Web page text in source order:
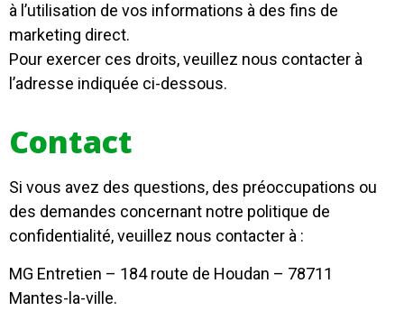
à l’utilisation de vos informations à des fins de
marketing direct.
Pour exercer ces droits, veuillez nous contacter à
l’adresse indiquée ci-dessous.
Contact
Si vous avez des questions, des préoccupations ou
des demandes concernant notre politique de
confidentialité, veuillez nous contacter à :
MG Entretien – 184 route de Houdan – 78711
Mantes-la-ville.